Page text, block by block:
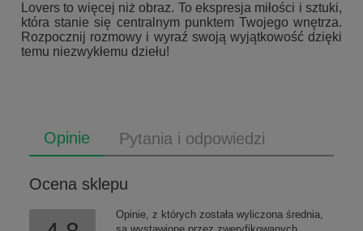
Lovers to więcej niż obraz. To ekspresja miłości i sztuki,
która stanie się centralnym punktem Twojego wnętrza.
Rozpocznij rozmowy i wyraź swoją wyjątkowość dzięki
temu niezwykłemu dziełu!
Opinie Pytania i odpowiedzi
Ocena sklepu
Opinie, z których została wyliczona średnia,